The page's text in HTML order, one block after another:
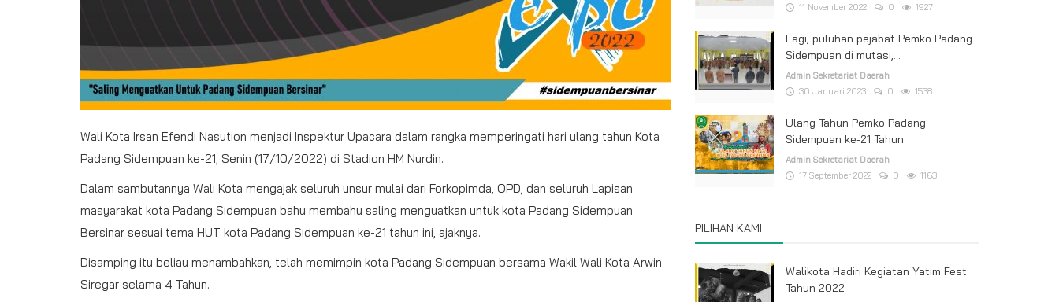
Wali Kota Irsan Efendi Nasution menjadi Inspektur Upacara dalam rangka memperingati hari ulang tahun Kota
Padang Sidempuan ke-21, Senin (17/10/2022) di Stadion HM Nurdin.
Dalam sambutannya Wali Kota mengajak seluruh unsur mulai dari Forkopimda, OPD, dan seluruh Lapisan
masyarakat kota Padang Sidempuan bahu membahu saling menguatkan untuk kota Padang Sidempuan
Bersinar sesuai tema HUT kota Padang Sidempuan ke-21 tahun ini, ajaknya.
Disamping itu beliau menambahkan, telah memimpin kota Padang Sidempuan bersama Wakil Wali Kota Arwin
Siregar selama 4 Tahun.
11 November 2022 0 1927
Lagi, puluhan pejabat Pemko Padang
Sidempuan di mutasi,...
Admin Sekretariat Daerah
30 Januari 2023
0 1538
Ulang Tahun Pemko Padang
Sidempuan ke-21 Tahun
Admin Sekretariat Daerah
17 September 2022
0 1163
PILIHAN KAMI
Walikota Hadiri Kegiatan Yatim Fest
Tahun 2022